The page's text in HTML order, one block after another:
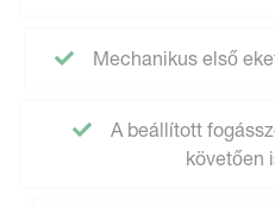
Mechanikus első
A beállított
követően